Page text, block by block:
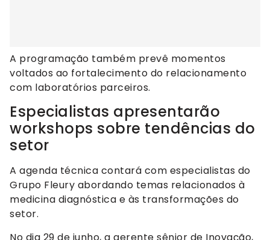
A programação também prevê momentos
voltados ao fortalecimento do relacionamento
com laboratórios parceiros.
Especialistas apresentarão
workshops sobre tendências do
setor
A agenda técnica contará com especialistas do
Grupo Fleury abordando temas relacionados à
medicina diagnóstica e às transformações do
setor.
No dia 29 de junho, a gerente sênior de Inovação,